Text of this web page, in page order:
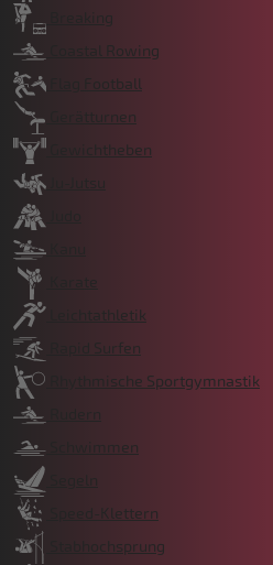
Breaking
Coastal Rowing
Flag Football
Gerätturnen
Gewichtheben
Ju-Jutsu
Leichtathletik
Rapid Surfen
Rhythmische Sportgymnastik
Rudern
Schwimmen
Segeln
Speed-Klettern
Stabhochsprung